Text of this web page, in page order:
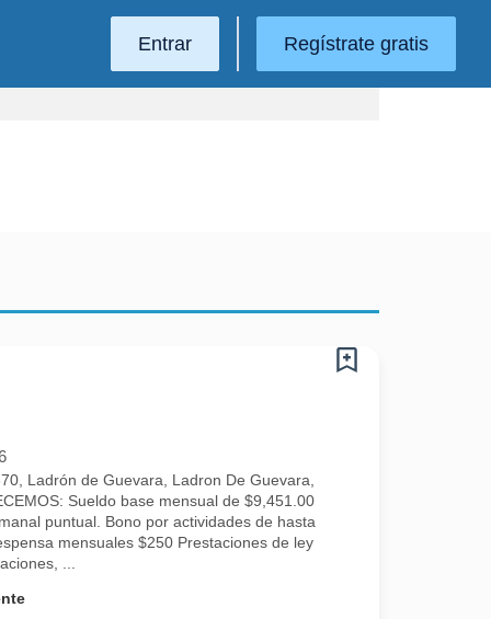
Entrar Regístrate gratis
Ladrón de Guevara, Ladron De Guevara,
Sueldo base mensual de $9,451.00
puntual. Bono por actividades de hasta
mensuales $250 Prestaciones de ley
...